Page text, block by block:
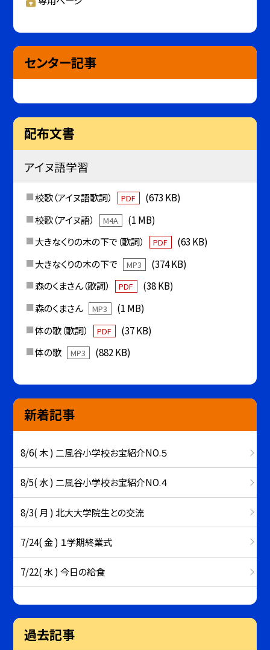
センター記事
配布文書
アイヌ語学習
校歌（アイヌ語歌詞） PDF
(673 KB)
校歌（アイヌ語）
M4A
(1 MB)
大きなくりの木の下で（歌詞）
PDF
(63 KB)
大きなくりの木の下で
MP3
(374 KB)
森のくまさん（歌詞）
PDF
(38 KB)
森のくまさん
MP3
(1 MB)
体の歌（歌詞）
PDF
(37 KB)
体の歌
MP3 (882 KB)
新着記事
8/6( 木 ) 二風谷小学校お宝紹介NO.５
8/5( 水 ) 二風谷小学校お宝紹介NO.４
8/3( 月 ) 北大大学院生との交流
7/24( 金 ) １学期終業式
7/22( 水 ) 今日の給食
過去記事